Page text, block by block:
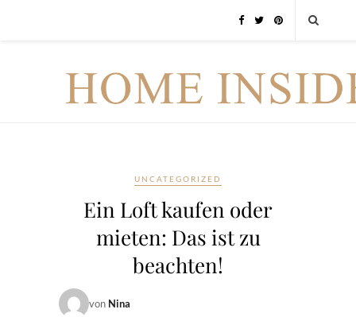
UNCATEGORIZED
Ein Loft kaufen oder
mieten: Das ist zu
beachten!
von Nina